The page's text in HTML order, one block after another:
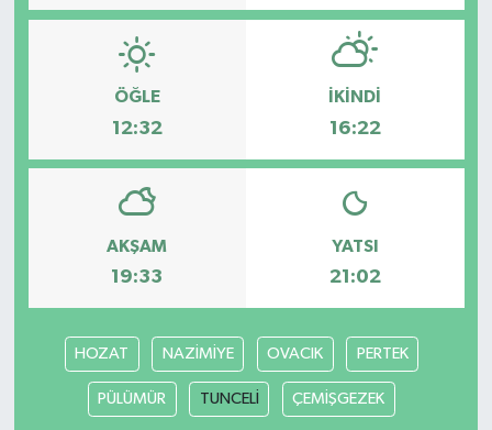
ÖĞLE
12:32
İKINDI
16:22
AKŞAM
19:33
YATSI
21:02
HOZAT NAZİMİYE OVACIK PERTEK
PÜLÜMÜR TUNCELİ ÇEMİŞGEZEK